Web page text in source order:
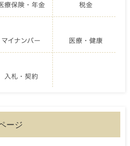
療保険・年金 税金
マイナンバー 医療・健康
入札・契約
ージ